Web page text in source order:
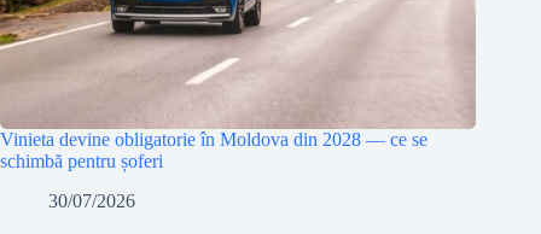
Vinieta devine obligatorie în Moldova din 2028 — ce se
schimbă pentru șoferi
30/07/2026